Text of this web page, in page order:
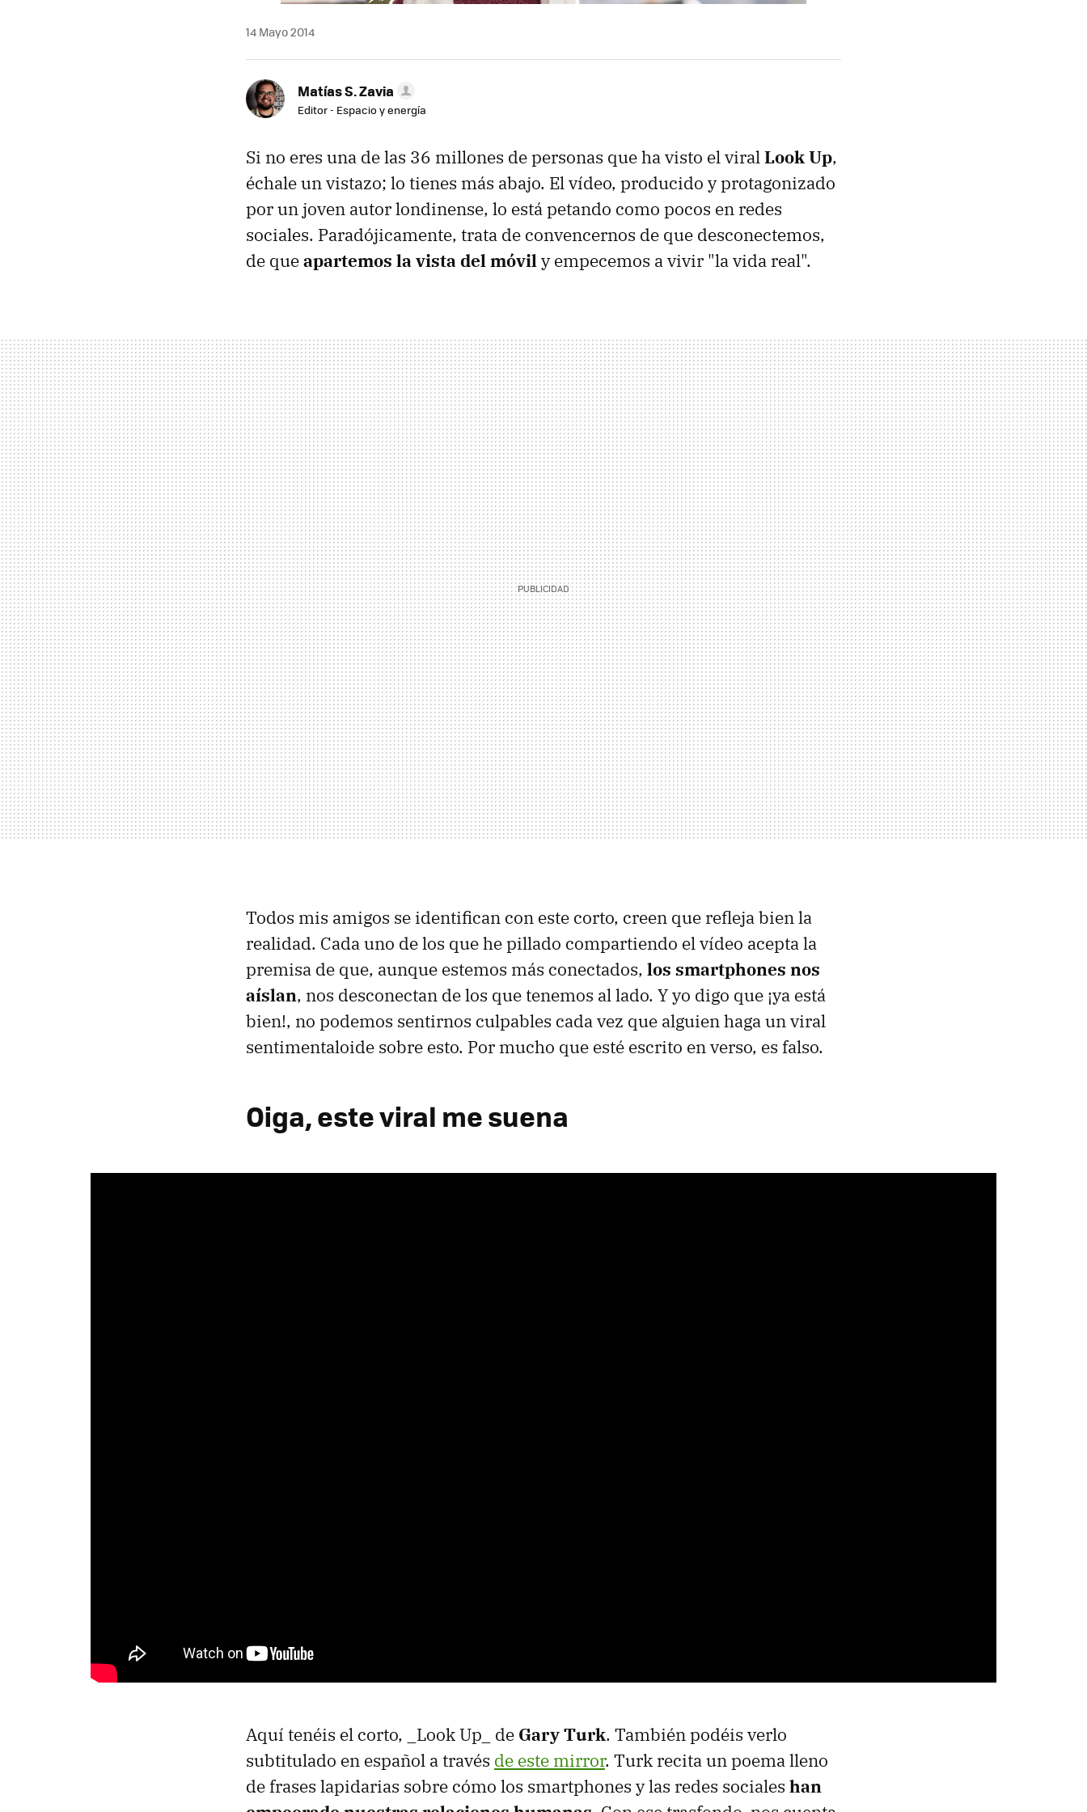
14 Mayo 2014
Matías S. Zavia
Editor - Espacio y energía
Si no eres una de las 36 millones de personas que ha visto el viralLook Up,
échale un vistazo; lo tienes más abajo. El vídeo, producido y protagonizado
por un joven autor londinense, lo está petando como pocos en redes
sociales. Paradójicamente, trata de convencernos de que desconectemos,
de queapartemos la vista del móvily empecemos a vivir "la vida real".
Todos mis amigos se identifican con este corto, creen que refleja bien la
realidad. Cada uno de los que he pillado compartiendo el vídeo acepta la
premisa de que, aunque estemos más conectados, los smartphones nos
aíslan, nos desconectan de los que tenemos al lado. Y yo digo que ¡ya está
bien!, no podemos sentirnos culpables cada vez que alguien haga un viral
sentimentaloide sobre esto. Por mucho que esté escrito en verso, es falso.
Oiga, este viral me suena
Aquí tenéis el corto, _Look Up_ de Gary Turk. También podéis verlo
subtitulado en español a través de este mirror. Turk recita un poema lleno
de frases lapidarias sobre cómo los smartphones y las redes sociales han